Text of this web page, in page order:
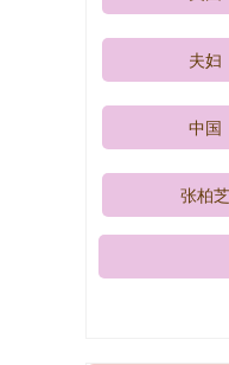
夫妇
中国
张柏芝